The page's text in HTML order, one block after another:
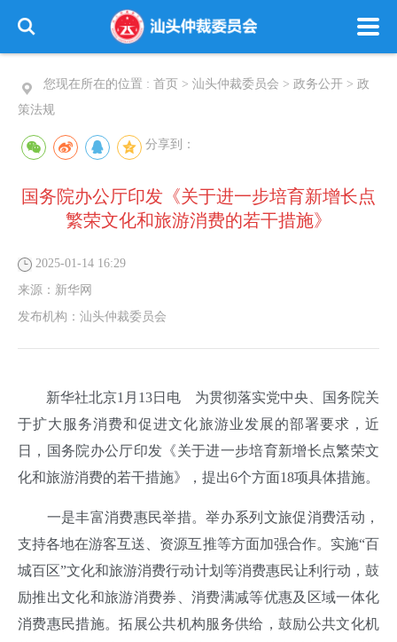
您现在所在的位置 : 首页 > 汕头仲裁委员会 > 政务公开 > 政
策法规
分享到：
国务院办公厅印发《关于进一步培育新增长点
繁荣文化和旅游消费的若干措施》
2025-01-14 16:29
来源： 新华网
发布机构： 汕头仲裁委员会
新华社北京1月13日电 为贯彻落实党中央、国务院关
于扩大服务消费和促进文化旅游业发展的部署要求，近
日，国务院办公厅印发《关于进一步培育新增长点繁荣文
化和旅游消费的若干措施》，提出6个方面18项具体措施。
一是丰富消费惠民举措。举办系列文旅促消费活动，
支持各地在游客互送、资源互推等方面加强合作。实施“百
城百区”文化和旅游消费行动计划等消费惠民让利行动，鼓
励推出文化和旅游消费券、消费满减等优惠及区域一体化
消费惠民措施。拓展公共机构服务供给，鼓励公共文化机